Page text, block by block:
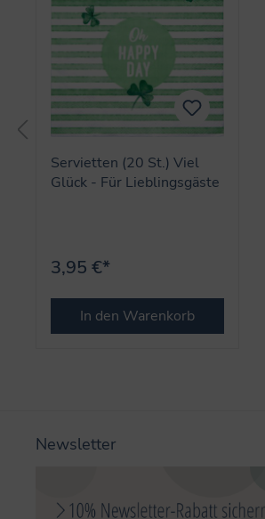
Servietten (20 St.) Viel
Glück - Für Lieblingsgäste
3,95 €*
In den Warenkorb
Newsletter